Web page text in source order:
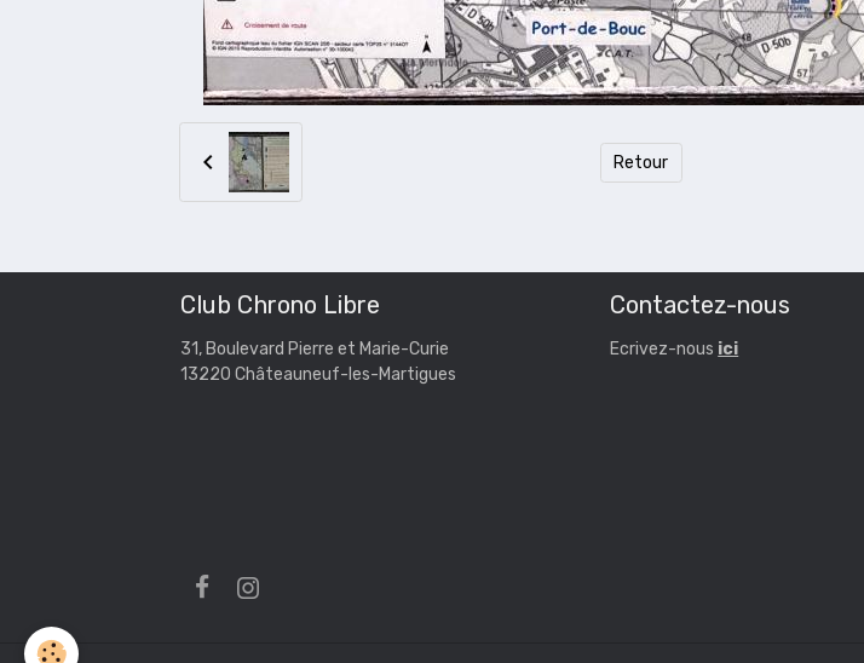
Retour
Club Chrono Libre
31, Boulevard Pierre et Marie-Curie
13220 Châteauneuf-les-Martigues
Contactez-nous
Ecrivez-nous ici